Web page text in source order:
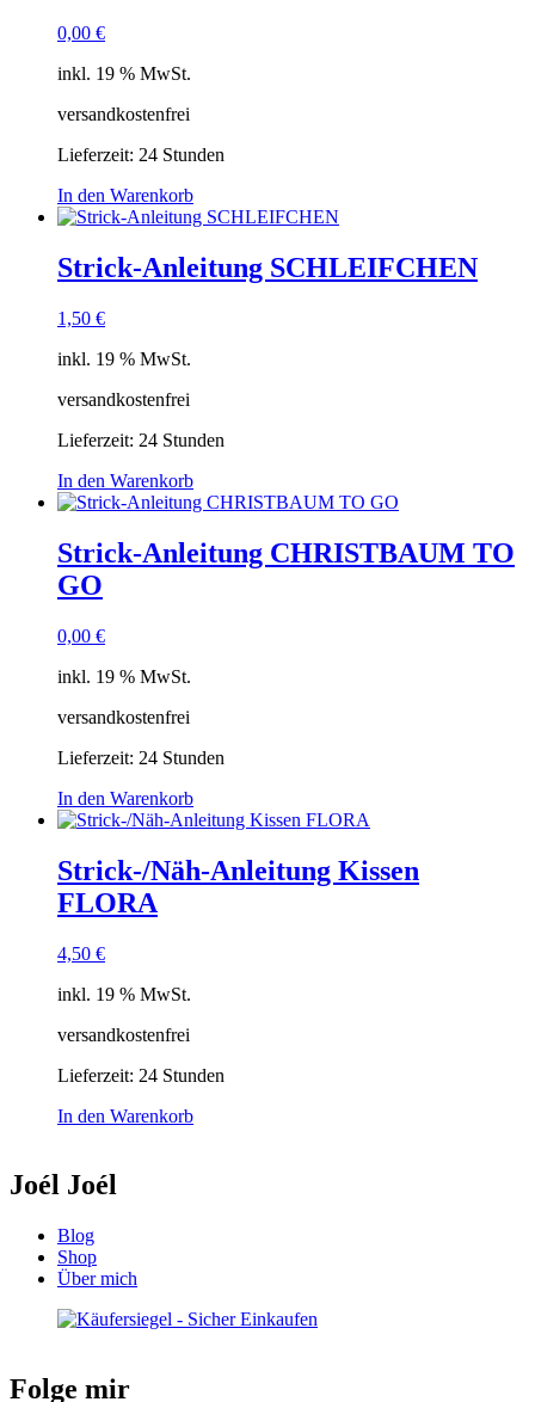
0,00 €
inkl. 19 % MwSt.
versandkostenfrei
Lieferzeit: 24 Stunden
In den Warenkorb
Strick-Anleitung SCHLEIFCHEN
1,50 €
inkl. 19 % MwSt.
versandkostenfrei
Lieferzeit: 24 Stunden
In den Warenkorb
Strick-Anleitung CHRISTBAUM TO
GO
0,00 €
inkl. 19 % MwSt.
versandkostenfrei
Lieferzeit: 24 Stunden
In den Warenkorb
Strick-/Näh-Anleitung Kissen
FLORA
4,50 €
inkl. 19 % MwSt.
versandkostenfrei
Lieferzeit: 24 Stunden
In den Warenkorb
Joél Joél
Blog
Shop
Über mich
Folge mir